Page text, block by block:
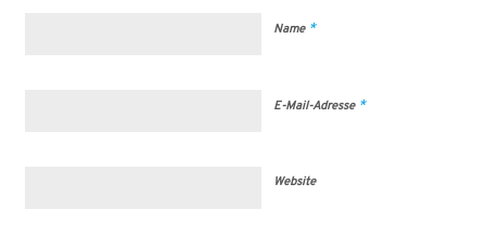
Name *
E-Mail-Adresse *
Website